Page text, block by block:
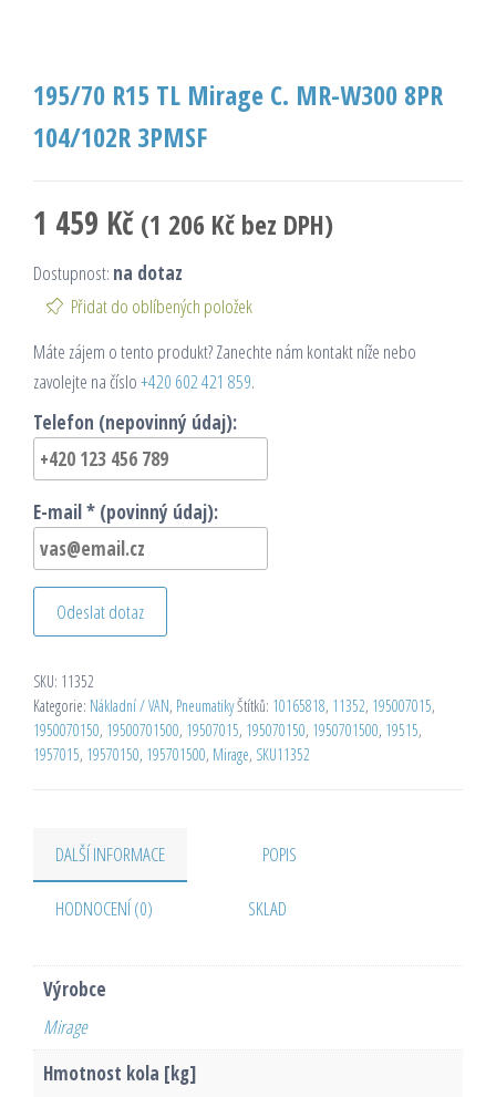
195/70 R15 TL Mirage C. MR-W300 8PR
104/102R 3PMSF
1 459 Kč (1 206 Kč bez DPH)
Dostupnost: na dotaz
Přidat do oblíbených položek
Máte zájem o tento produkt? Zanechte nám kontakt níže nebo
zavolejte na číslo+420 602 421 859.
Telefon (nepovinný údaj):
E-mail * (povinný údaj):
Odeslat dotaz
SKU: 11352
Kategorie: Nákladní / VAN, PneumatikyŠtítků: 10165818, 11352, 195007015,
1950070150, 19500701500, 19507015, 195070150, 1950701500, 19515,
1957015, 19570150, 195701500, Mirage, SKU11352
DALŠÍ INFORMACE POPIS
HODNOCENÍ (0) SKLAD
Výrobce
Mirage
Hmotnost kola [kg]